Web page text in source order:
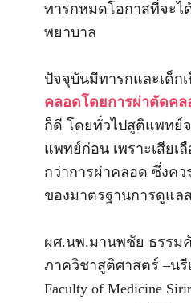
ทารกหมดโอกาสที่จะไ
พยาบาล
ปัจจุบันมีทารกและเด็ก
คลอดโดยการผ่าตัดคล
ก็ดี โดยทั่วไปสูติแพทย์
แพทย์ก่อน เพราะเสีย
กว่าการผ่าคลอด ซึ่งค
ของมาตรฐานการดูแ
ผศ.นพ.มานพชัย ธรรม
ภาควิชาสูติศาสตร์ –นรี
Faculty of Medicine